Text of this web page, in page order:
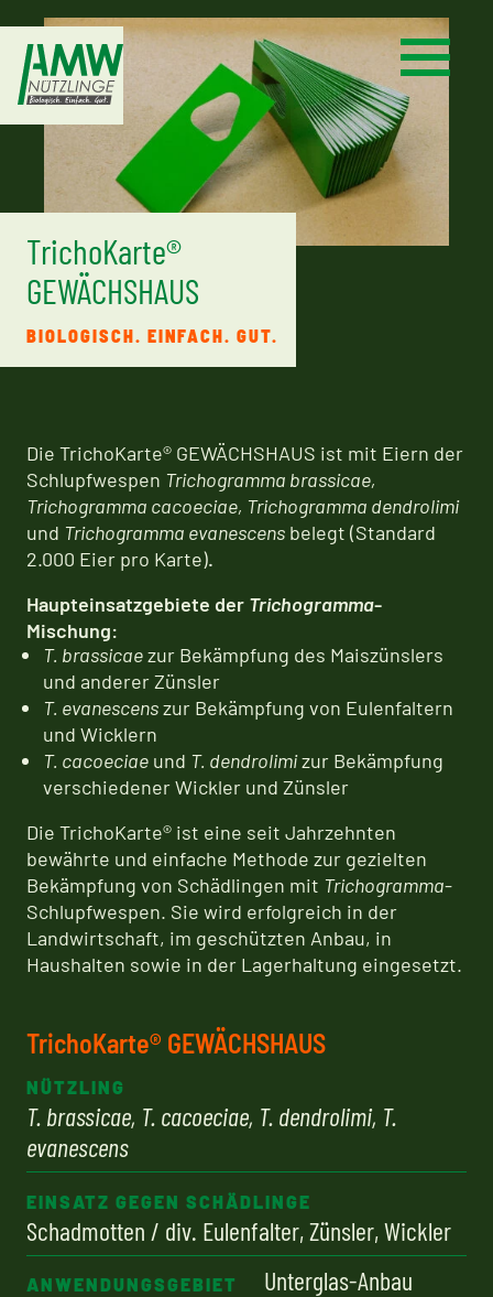
TrichoKarte®
GEWÄCHSHAUS
BIOLOGISCH. EINFACH. GUT.
Die TrichoKarte® GEWÄCHSHAUS ist mit Eiern der
Schlupfwespen Trichogramma brassicae,
Trichogramma cacoeciae, Trichogramma dendrolimi
und Trichogramma evanescens belegt (Standard
2.000 Eier pro Karte).
Haupteinsatzgebiete der Trichogramma-
Mischung:
T. brassicaezur Bekämpfung des Maiszünslers
und anderer Zünsler
T. evanescenszur Bekämpfung von Eulenfaltern
und Wicklern
T. cacoeciae und T. dendrolimizur Bekämpfung
verschiedener Wickler und Zünsler
Die TrichoKarte® ist eine seit Jahrzehnten
bewährte und einfache Methode zur gezielten
Bekämpfung von Schädlingen mit Trichogramma-
Schlupfwespen. Sie wird erfolgreich in der
Landwirtschaft, im geschützten Anbau, in
Haushalten sowie in der Lagerhaltung eingesetzt.
TrichoKarte® GEWÄCHSHAUS
NÜTZLING
T. brassicae, T. cacoeciae, T. dendrolimi, T.
evanescens
EINSATZ GEGEN SCHÄDLINGE
Schadmotten / div. Eulenfalter, Zünsler, Wickler
ANWENDUNGSGEBIET Unterglas-Anbau